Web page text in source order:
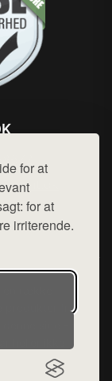
for at
for at
irriterende.
privatlivspolitik
række
produkter fra
side - vi
heller ikke